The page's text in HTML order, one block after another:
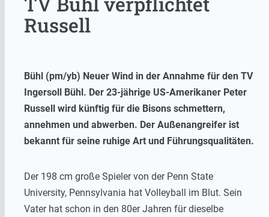
Russell
Bühl (pm/yb) Neuer Wind in der Annahme für den TV
Ingersoll Bühl. Der 23-jährige US-Amerikaner Peter
Russell wird künftig für die Bisons schmettern,
annehmen und abwerben. Der Außenangreifer ist
bekannt für seine ruhige Art und Führungsqualitäten.
Der 198 cm große Spieler von der Penn State
University, Pennsylvania hat Volleyball im Blut. Sein
Vater hat schon in den 80er Jahren für dieselbe